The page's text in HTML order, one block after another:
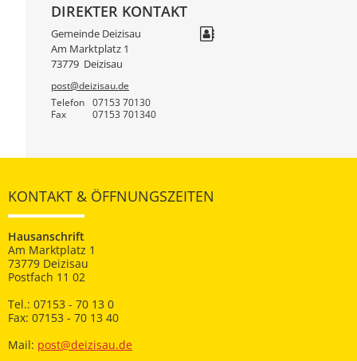
DIREKTER KONTAKT
Gemeinde Deizisau
Am Marktplatz 1
73779 Deizisau
post@deizisau.de
Telefon
07153 70130
Fax 07153 701340
KONTAKT & ÖFFNUNGSZEITEN
Hausanschrift
Am Marktplatz 1
73779 Deizisau
Postfach 11 02
Tel.: 07153 - 70 13 0
Fax: 07153 - 70 13 40
Mail: post@deizisau.de